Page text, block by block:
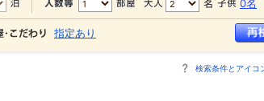
0名
指定あり
検索条件とアイコ